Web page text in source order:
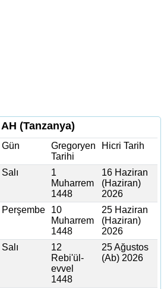
(Tanzanya)
Gün
Gregoryen
Tarihi
Hicri Tarih
Salı
1
Muharrem
1448
16 Haziran
(Haziran)
2026
Perşembe
10
Muharrem
1448
25 Haziran
(Haziran)
2026
Salı
12
Rebi'ül-
evvel
1448
25 Ağustos
(Ab) 2026